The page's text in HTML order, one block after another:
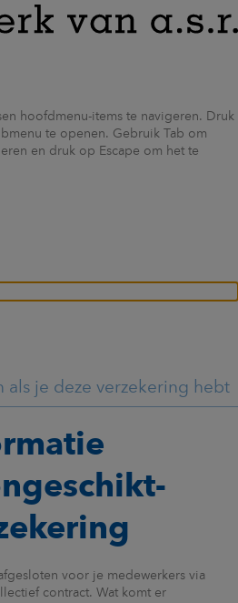
hoofdmenu-items te navigeren. Druk
te openen. Gebruik Tab om
en druk op Escape om het te
als je deze verzekering hebt
voor je medewerkers via
contract. Wat komt er